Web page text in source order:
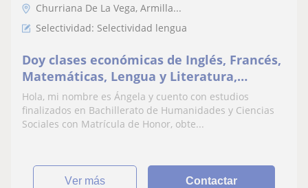
Churriana De La Vega, Armilla...
Selectividad: Selectividad lengua
Doy clases económicas de Inglés, Francés,
Matemáticas, Lengua y Literatura,
Historia, Economía, entre otras materias
Hola, mi nombre es Ángela y cuento con estudios
finalizados en Bachillerato de Humanidades y Ciencias
Sociales con Matrícula de Honor, obte...
ver más Contactar